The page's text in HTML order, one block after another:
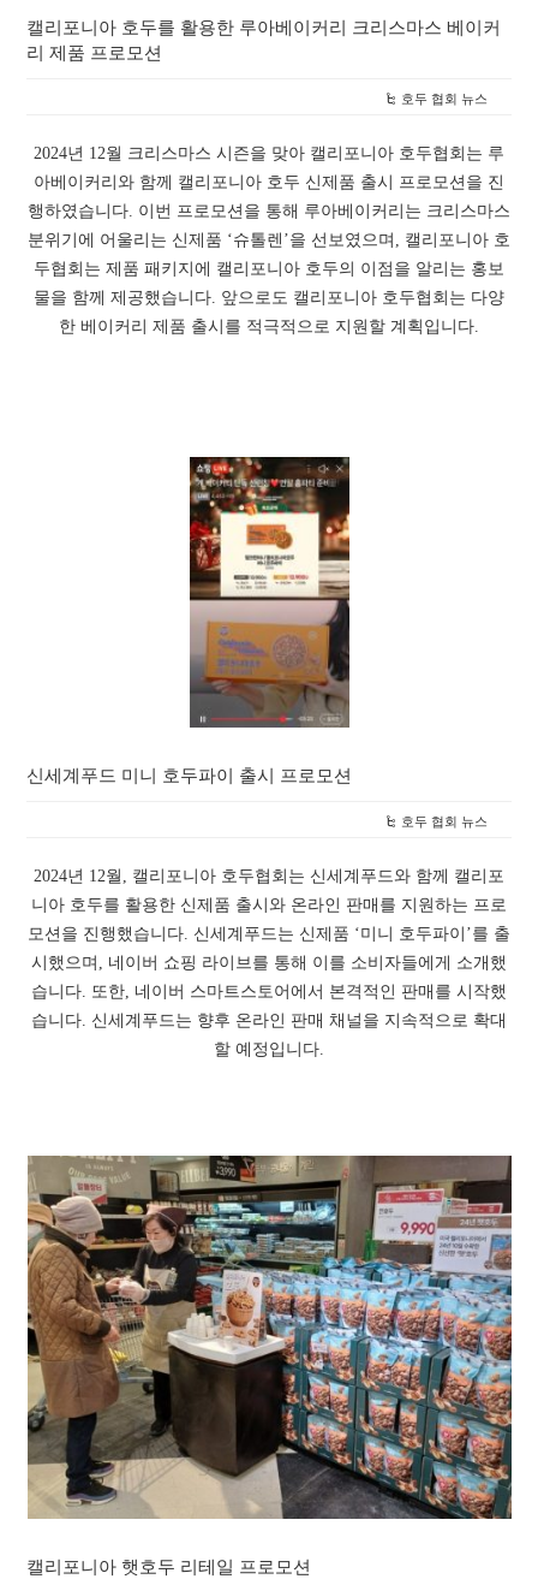
캘리포니아 호두를 활용한 루아베이커리 크리스마스 베이커
리 제품 프로모션
호두 협회 뉴스
2024년 12월 크리스마스 시즌을 맞아 캘리포니아 호두협회는 루
아베이커리와 함께 캘리포니아 호두 신제품 출시 프로모션을 진
행하였습니다. 이번 프로모션을 통해 루아베이커리는 크리스마스
분위기에 어울리는 신제품 ‘슈톨렌’을 선보였으며, 캘리포니아 호
두협회는 제품 패키지에 캘리포니아 호두의 이점을 알리는 홍보
물을 함께 제공했습니다. 앞으로도 캘리포니아 호두협회는 다양
한 베이커리 제품 출시를 적극적으로 지원할 계획입니다.
신세계푸드 미니 호두파이 출시 프로모션
호두 협회 뉴스
2024년 12월, 캘리포니아 호두협회는 신세계푸드와 함께 캘리포
니아 호두를 활용한 신제품 출시와 온라인 판매를 지원하는 프로
모션을 진행했습니다. 신세계푸드는 신제품 ‘미니 호두파이’를 출
시했으며, 네이버 쇼핑 라이브를 통해 이를 소비자들에게 소개했
습니다. 또한, 네이버 스마트스토어에서 본격적인 판매를 시작했
습니다. 신세계푸드는 향후 온라인 판매 채널을 지속적으로 확대
할 예정입니다.
캘리포니아 햇호두 리테일 프로모션